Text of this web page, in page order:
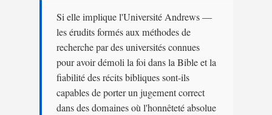
Si elle implique l'Université Andrews —
les érudits formés aux méthodes de
recherche par des universités connues
pour avoir démoli la foi dans la Bible et la
fiabilité des récits bibliques sont-ils
capables de porter un jugement correct
dans des domaines où l'honnêteté absolue